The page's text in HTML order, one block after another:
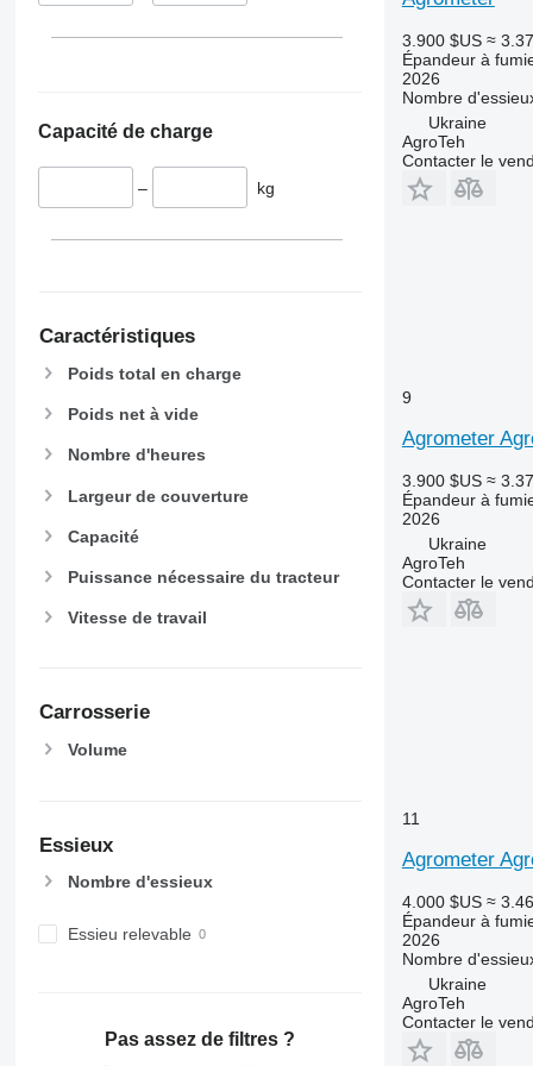
Capacité de charge
– kg
Caractéristiques
Poids total en charge
Poids net à vide
Nombre d'heures
Largeur de couverture
Capacité
Puissance nécessaire du tracteur
Vitesse de travail
Carrosserie
Volume
Essieux
Nombre d'essieux
Essieu relevable
Pas assez de filtres ?
3.900 $US ≈
Épandeur à
2026
Nombre
Ukraine
AgroTeh
Contacter le
9
Agrometer
3.900 $US ≈
Épandeur à
2026
Ukraine
AgroTeh
Contacter le
11
Agrometer
4.000 $US ≈
Épandeur à
2026
Nombre
Ukraine
AgroTeh
Contacter le